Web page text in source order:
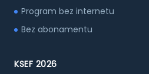
Program bez internetu
Bez abonamentu
KSEF 2026